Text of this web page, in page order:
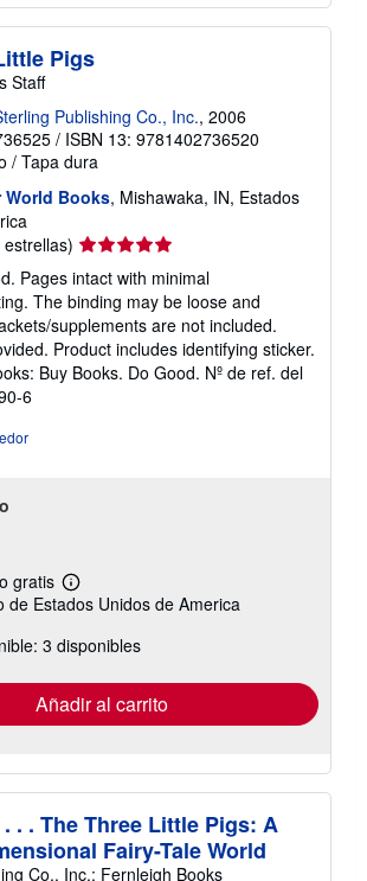
Pigs
Staff
Publishing Co., Inc., 2006
/ ISBN 13: 9781402736520
/ Tapa dura
World Books, Mishawaka, IN, Estados
Calificación
vendedor:
5
de
5
estrellas
Pages intact with minimal
The binding may be loose and
supplements are not included.
Product includes identifying sticker.
Buy Books. Do Good. Nº de ref. del
6
gratis
Más
información
las
tarifas
envío
de Estados Unidos de America
3 disponibles
Añadir al carrito
. . The Three Little Pigs: A
Fairy-Tale World
Co., Inc.; Fernleigh Books